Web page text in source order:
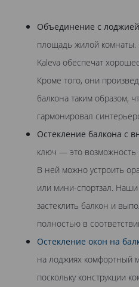
Объединение с лоджией
площадь жилой комнаты.
Kaleva обеспечат
Кроме того, они
балкона таким образом,
гармонировал
Остекление балкона с
ключ — это возможность
В ней можно устроить
или мини-спортзал.
застеклить балкон и
полностью в
Остекление окон на
на лоджиях комфортный
поскольку конструкции